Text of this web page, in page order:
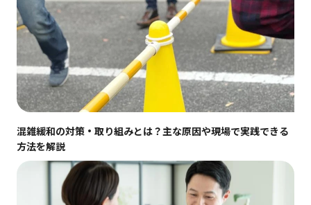
混雑緩和の対策・取り組みとは？主な原因や現場で実践できる
方法を解説